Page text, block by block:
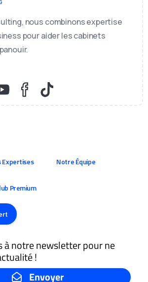
nous combinons expertise
pour aider les cabinets
Expertises Notre Équipe
Premium